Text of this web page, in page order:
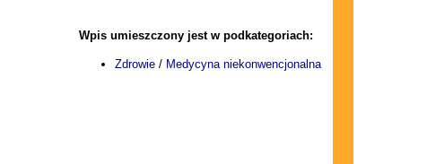
Wpis umieszczony jest w podkategoriach:
Zdrowie / Medycyna niekonwencjonalna